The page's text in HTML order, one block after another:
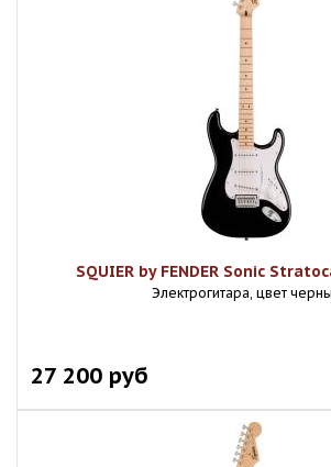
SQUIER by FENDER Sonic
Электрогитара, цвет
27 200 руб